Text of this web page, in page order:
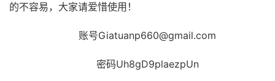
的不容易，大家请爱惜使用！
账号Giatuanp660@gmail.com
密码Uh8gD9plaezpUn